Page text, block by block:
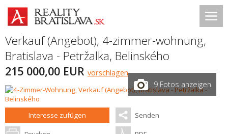
Verkauf (Angebot), 4-zimmer-wohnung,
Bratislava - Petržalka, Belinského
215 000,00 EUR vorschlagen
9 Fotos anzeigen
Interesse zufügen Senden